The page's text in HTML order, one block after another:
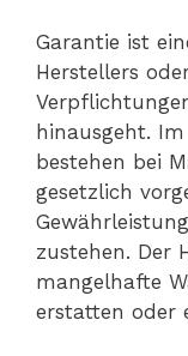
Garantie ist
Herstellers
hinausgeht.
bestehen bei
gesetzlich
zustehen. Der
mangelhafte
erstatten oder